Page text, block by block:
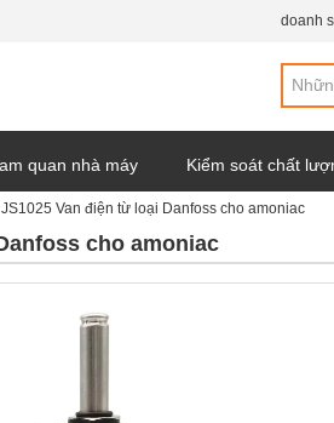
doanh
quan nhà máy Kiểm soát chất
Van điện từ loại Danfoss cho amoniac
cho amoniac